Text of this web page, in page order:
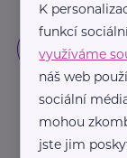
K
funkcí
využíváme
náš web
sociální
mohou
jste jim